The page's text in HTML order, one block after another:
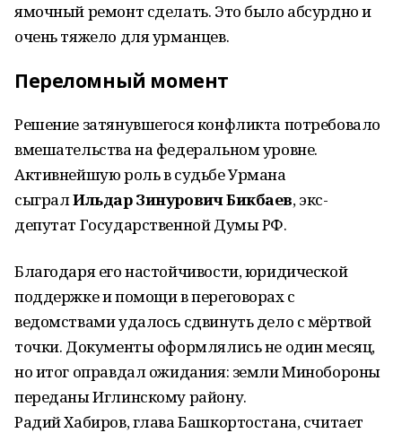
ямочный ремонт сделать. Это было абсурдно и
очень тяжело для урманцев.
Переломный момент
Решение затянувшегося конфликта потребовало
вмешательства на федеральном уровне.
Активнейшую роль в судьбе Урмана
сыгралИльдар Зинурович Бикбаев, экс-
депутат Государственной Думы РФ.
Благодаря его настойчивости, юридической
поддержке и помощи в переговорах с
ведомствами удалось сдвинуть дело с мёртвой
точки. Документы оформлялись не один месяц,
но итог оправдал ожидания: земли Минобороны
переданы Иглинскому району.
Радий Хабиров, глава Башкортостана, считает